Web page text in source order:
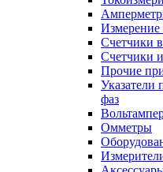
Измерение
Счетчики
Счетчики
Прочие
Указатели
фаз
Омметры